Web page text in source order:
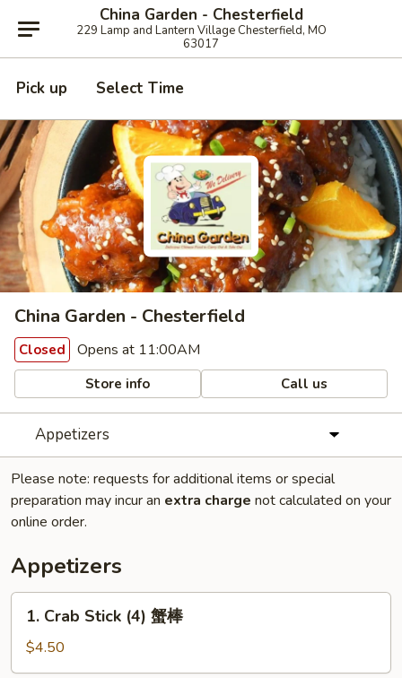
China Garden - Chesterfield
229 Lamp and Lantern Village Chesterfield, MO
63017
Pick up Select Time
China Garden - Chesterfield
Closed Opens at 11:00AM
Store info Call us
Appetizers
Please note: requests for additional items or special
preparation may incur an extra charge not calculated on your
online order.
Appetizers
Crab
Stick
(4)
1. Crab Stick (4) 蟹棒
$4.50